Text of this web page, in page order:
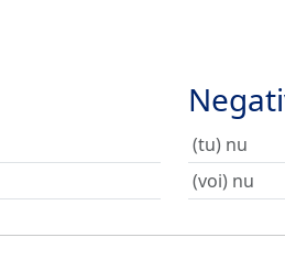
(tu) nu
(voi) nu